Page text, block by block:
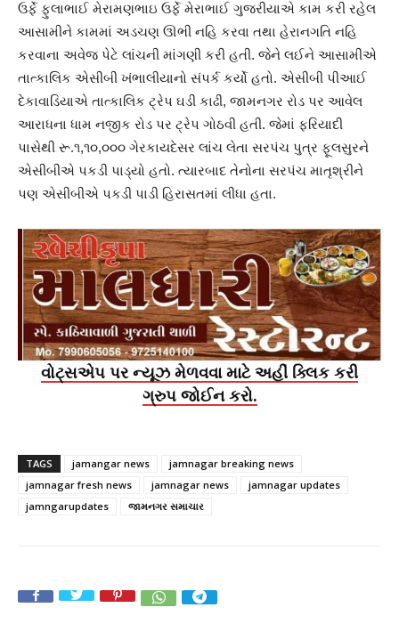
ઉર્ફે ફુલાભાઈ મેરામણભાઇ ઉર્ફે મેરાભાઈ ગુજરીયાએ કામ કરી રહેલ
આસામીને કામમાં અડચણ ઊભી નહિ કરવા તથા હેરાનગતિ નહિ
કરવાના અવેજ પેટે લાંચની માંગણી કરી હતી. જેને લઈને આસામીએ
તાત્કાલિક એસીબી ખંભાલીયાનો સંપર્ક કર્યો હતો. એસીબી પીઆઈ
દેકાવાડિયાએ તાત્કાલિક ટ્રેપ ઘડી કાઢી, જામનગર રોડ પર આવેલ
આરાધના ધામ નજીક રોડ પર ટ્રેપ ગોઠવી હતી. જેમાં ફરિયાદી
પાસેથી રૂ.૧,૧૦,૦૦૦ ગેરકાયદેસર લાંચ લેતા સરપંચ પુત્ર ફૂલસુરને
એસીબીએ પકડી પાડ્યો હતો. ત્યારબાદ તેનોના સરપંચ માતૃશ્રીને
પણ એસીબીએ પકડી પાડી હિરાસતમાં લીધા હતા.
વોટ્સએપ પર ન્યૂઝ મેળવવા માટે અહીં ક્લિક કરી
ગ્રુપ જોઈન કરો.
TAGS jamangar news
jamnagar breaking news
jamnagar fresh news
jamnagar news
jamnagar updates
jamngarupdates
જામનગર સમાચાર